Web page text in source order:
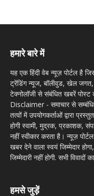
हमारे बारे में
यह एक हिंदी वेब न्यूज़ पोर्टल है
ट्रेंडिंग न्यूज, बॉलीवुड, खेल जगत,
टेक्नोलॉजी से संबंधित खबरें पोस्ट
Disclaimer - समाचार से
तत्वों में उपयोगकर्ताओं द्वारा
होगी स्वामी, मुद्रक, प्रकाशक,
नहीं स्वीकार करता है। न्यूज़
खबर देने वाला स्वयं जिम्मेदार
जिम्मेदारी नहीं होगी. सभी विवादों
हमसे जुड़ें